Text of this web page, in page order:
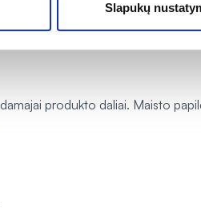
Slapukų
valandoms po antibiotiko
produkto daliai. Maisto